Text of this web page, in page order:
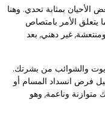
بمثابة تحدي. وهنا
الأمر بامتصاص
غير دهني, بعد
والشوائب من بشرتك.
انسداد المسام أو
وناعمة, وهو